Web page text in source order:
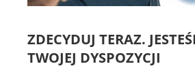
ZDECYDUJ TERAZ.
TWOJEJ DYSPOZYCJI